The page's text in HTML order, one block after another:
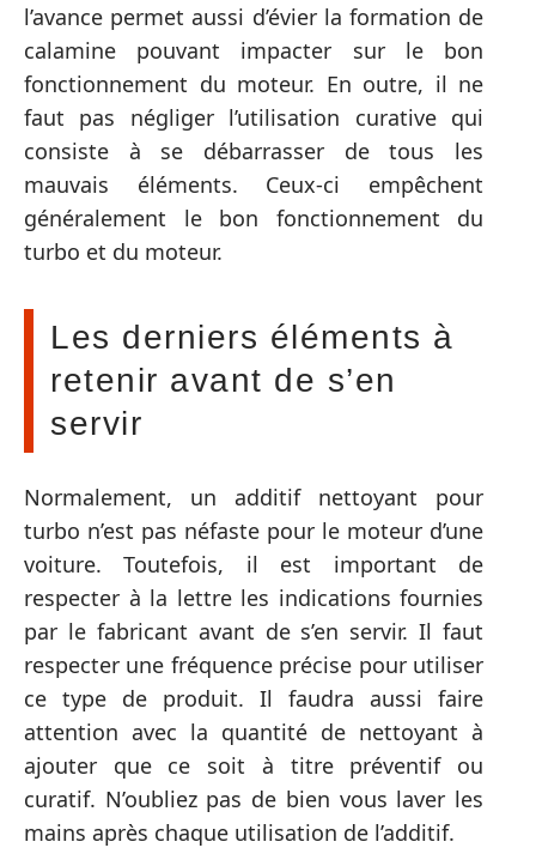
l’avance permet aussi d’évier la formation de
calamine pouvant impacter sur le bon
fonctionnement du moteur. En outre, il ne
faut pas négliger l’utilisation curative qui
consiste à se débarrasser de tous les
mauvais éléments. Ceux-ci empêchent
généralement le bon fonctionnement du
turbo et du moteur.
Les derniers éléments à
retenir avant de s’en
servir
Normalement, un additif nettoyant pour
turbo n’est pas néfaste pour le moteur d’une
voiture. Toutefois, il est important de
respecter à la lettre les indications fournies
par le fabricant avant de s’en servir. Il faut
respecter une fréquence précise pour utiliser
ce type de produit. Il faudra aussi faire
attention avec la quantité de nettoyant à
ajouter que ce soit à titre préventif ou
curatif. N’oubliez pas de bien vous laver les
mains après chaque utilisation de l’additif.